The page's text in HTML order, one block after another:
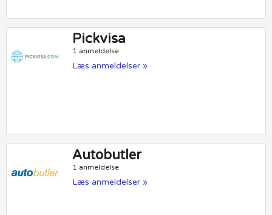
Pickvisa
1 anmeldelse
Læs anmeldelser »
Autobutler
1 anmeldelse
Læs anmeldelser »